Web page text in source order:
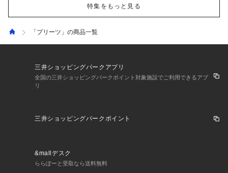
特集をもっと見る
「プリーツ」の商品一覧
三井ショッピングパークアプリ
全国の三井ショッピングパークポイント対象施設でご利用できるアプ
リ
三井ショッピングパークポイント
&mallデスク
ららぽーと受取なら送料無料